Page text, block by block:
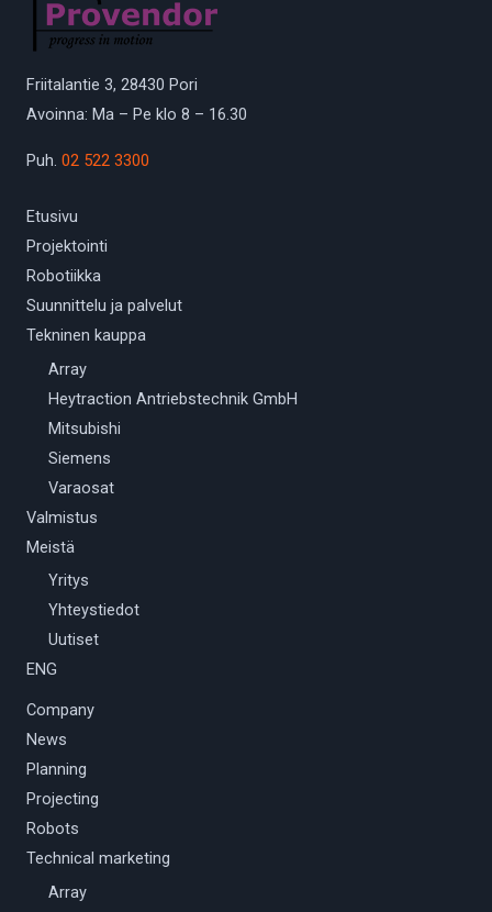
Friitalantie 3, 28430 Pori
Avoinna: Ma – Pe klo 8 – 16.30
Puh. 02 522 3300
Etusivu
Projektointi
Robotiikka
Suunnittelu ja palvelut
Tekninen kauppa
Array
Heytraction Antriebstechnik GmbH
Mitsubishi
Siemens
Varaosat
Valmistus
Meistä
Yritys
Yhteystiedot
Uutiset
ENG
Company
News
Planning
Projecting
Robots
Technical marketing
Array